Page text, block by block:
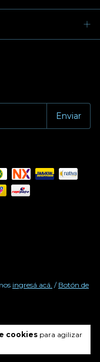
cookies para agilizar
ingresá acá. / Botón de
los derechos